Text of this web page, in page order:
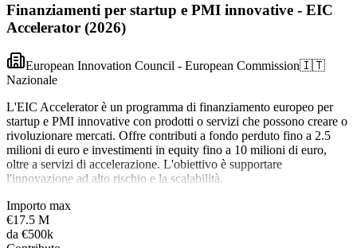
Finanziamenti per startup e PMI innovative - EIC
Accelerator (2026)
European Innovation Council - European Commission🇮🇹
Nazionale
L'EIC Accelerator è un programma di finanziamento europeo per
startup e PMI innovative con prodotti o servizi che possono creare o
rivoluzionare mercati. Offre contributi a fondo perduto fino a 2.5
milioni di euro e investimenti in equity fino a 10 milioni di euro,
oltre a servizi di accelerazione. L'obiettivo è supportare
l'innovazione ad alto rischio e la scalabilità.
Importo max
€17.5 M
da €500k